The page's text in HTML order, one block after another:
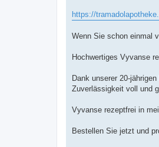
https://
Wenn Sie schon einmal
Hochwertiges Vyvanse
Dank unserer 20-
Zuverlässigkeit voll und
Vyvanse rezeptfrei in
Bestellen Sie jetzt und